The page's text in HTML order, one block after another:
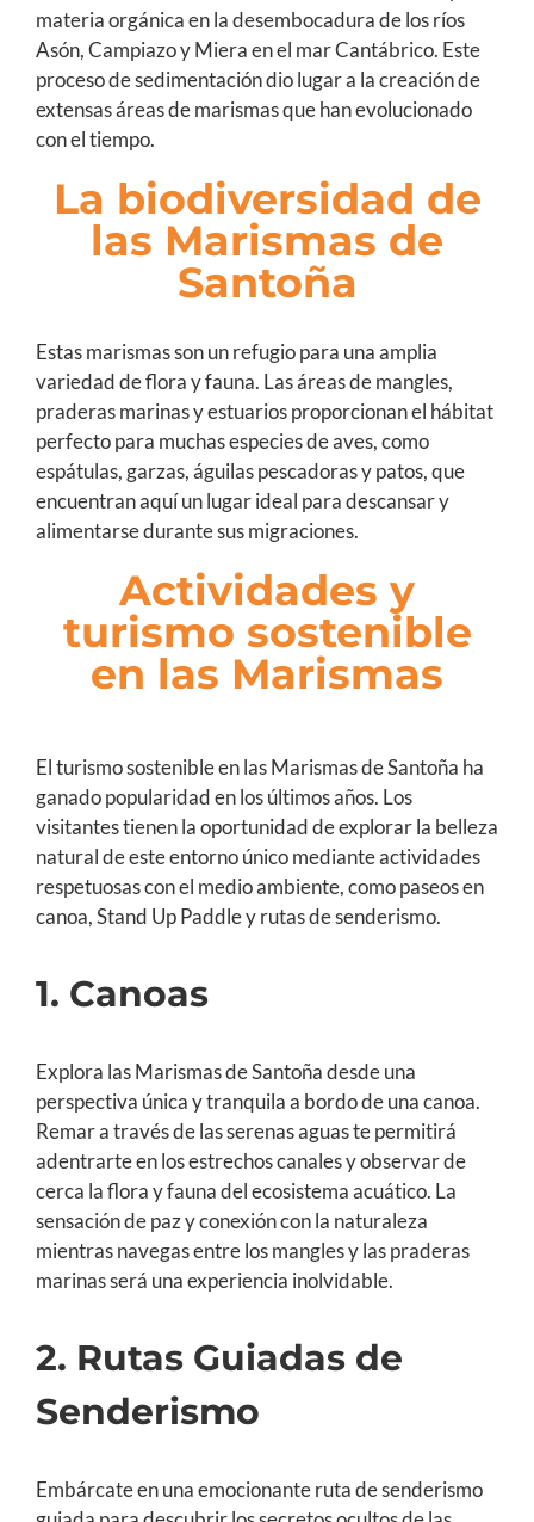
materia orgánica en la desembocadura de los ríos
Asón, Campiazo y Miera en el mar Cantábrico. Este
proceso de sedimentación dio lugar a la creación de
extensas áreas de marismas que han evolucionado
con el tiempo.
La biodiversidad de
las Marismas de
Santoña
Estas marismas son un refugio para una amplia
variedad de flora y fauna. Las áreas de mangles,
praderas marinas y estuarios proporcionan el hábitat
perfecto para muchas especies de aves, como
espátulas, garzas, águilas pescadoras y patos, que
encuentran aquí un lugar ideal para descansar y
alimentarse durante sus migraciones.
Actividades y
turismo sostenible
en las Marismas
El turismo sostenible en las Marismas de Santoña ha
ganado popularidad en los últimos años. Los
visitantes tienen la oportunidad de explorar la belleza
natural de este entorno único mediante actividades
respetuosas con el medio ambiente, como paseos en
canoa, Stand Up Paddle y rutas de senderismo.
1. Canoas
Explora las Marismas de Santoña desde una
perspectiva única y tranquila a bordo de una canoa.
Remar a través de las serenas aguas te permitirá
adentrarte en los estrechos canales y observar de
cerca la flora y fauna del ecosistema acuático. La
sensación de paz y conexión con la naturaleza
mientras navegas entre los mangles y las praderas
marinas será una experiencia inolvidable.
2. Rutas Guiadas de
Senderismo
Embárcate en una emocionante ruta de senderismo